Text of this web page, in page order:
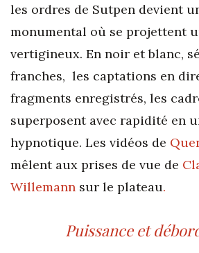
les ordres de Sutpen devient
monumental où se projettent
vertigineux. En noir et blanc,
franches, les captations en
fragments enregistrés, les
superposent avec rapidité en
hypnotique. Les vidéos de
mêlent aux prises de vue de
Willemann sur le plateau.
Puissance et